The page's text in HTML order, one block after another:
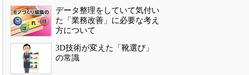
データ整理をしていて気付い
た「業務改善」に必要な考え
方について
3D技術が変えた「靴選び」
の常識